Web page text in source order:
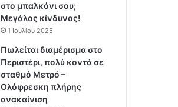
στο μπαλκόνι σου;
Μεγάλος κίνδυνος!
1 Ιουλίου 2025
Πωλείται διαμέρισμα στο
Περιστέρι, πολύ κοντά σε
σταθμό Μετρό –
Ολόφρεσκη πλήρης
ανακαίνιση